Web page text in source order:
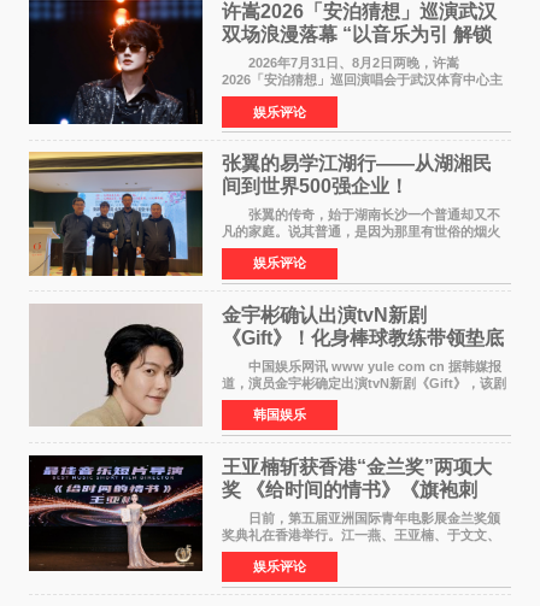
许嵩2026「安泊猜想」巡演武汉
双场浪漫落幕 “以音乐为引 解锁
江城记忆”
2026年7月31日、8月2日两晚，许嵩
2026「安泊猜想」巡回演唱会于武汉体育中心主
体育场盛大开唱。许嵩与数万歌迷在此相聚，从
浪漫惬意的舞台设计到充满诚意与惊喜的现场互
动，共同开启了一场关于
娱乐评论
张翼的易学江湖行——从湖湘民
间到世界500强企业！
张翼的传奇，始于湖南长沙一个普通却又不
凡的家庭。说其普通，是因为那里有世俗的烟火
气；说其不凡，是因为家中有一位洞悉天地玄机
的长者——他的爷爷。作为当地的风水师，爷爷
是张翼走进易学
娱乐评论
金宇彬确认出演tvN新剧
《Gift》！化身棒球教练带领垫底
球队逆袭
中国娱乐网讯 www yule com cn 据韩媒报
道，演员金宇彬确定出演tvN新剧《Gift》，该剧
预计将于下半年播出，引发观众高度期待。
本剧改编自同名网络漫画，讲述一位经历意外事
故后获得特殊
韩国娱乐
王亚楠斩获香港“金兰奖”两项大
奖 《给时间的情书》《旗袍刺
客》双双获肯定
日前，第五届亚洲国际青年电影展金兰奖颁
奖典礼在香港举行。江一燕、王亚楠、于文文、
李东学等知名演员出席活动。著名演员、导演王
亚楠凭借音乐故事片《给时间的情书》和院线电
影《旗袍刺客》
娱乐评论